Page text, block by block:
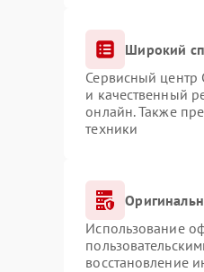
Широкий
Сервисный центр
и качественный
онлайн. Также
техники
Использование
восстановление